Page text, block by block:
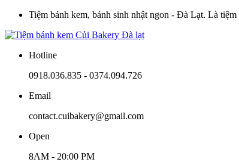
Tiệm bánh kem, bánh sinh nhật ngon - Đà Lạt. Là
Hotline
0918.036.835 - 0374.094.726
Email
contact.cuibakery@gmail.com
Open
8AM - 20:00 PM